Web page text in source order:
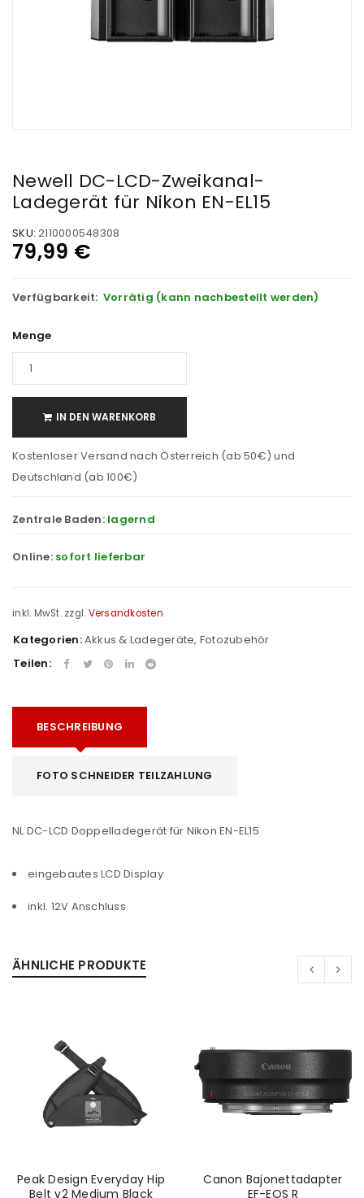
Newell DC-LCD-Zweikanal-
Ladegerät für Nikon EN-EL15
SKU: 2110000548308
79,99 €
Verfügbarkeit: Vorrätig (kann nachbestellt werden)
Menge
IN DEN WARENKORB
Kostenloser Versand nach Österreich (ab 50€) und
Deutschland (ab 100€)
Zentrale Baden: lagernd
Online: sofort lieferbar
inkl. MwSt. zzgl. Versandkosten
Kategorien:Akkus & Ladegeräte, Fotozubehör
Teilen:
BESCHREIBUNG
FOTO SCHNEIDER TEILZAHLUNG
NL DC-LCD Doppelladegerät für Nikon EN-EL15
eingebautes LCD Display
inkl. 12V Anschluss
ÄHNLICHE PRODUKTE
Peak Design Everyday Hip
Belt v2 Medium Black
Canon Bajonettadapter
EF-EOS R